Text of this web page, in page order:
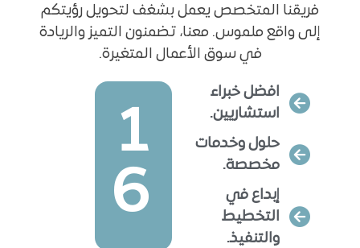
فريقنا المتخصص يعمل بشغف لتحويل رؤيتكم
إلى واقع ملموس. معنا، تضمنون التميز والريادة
في سوق الأعمال المتغيرة.
1
6
افضل خبراء
استشاريين.
حلول وخدمات
مخصصة.
إبداع في
التخطيط
والتنفيذ.